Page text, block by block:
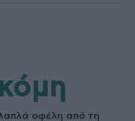
οφέλη από τη